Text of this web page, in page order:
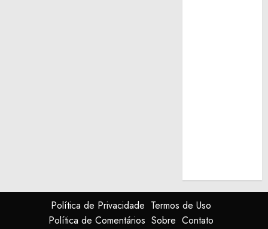
Política de Privacidade Termos de Uso
Política de Comentários Sobre Contato